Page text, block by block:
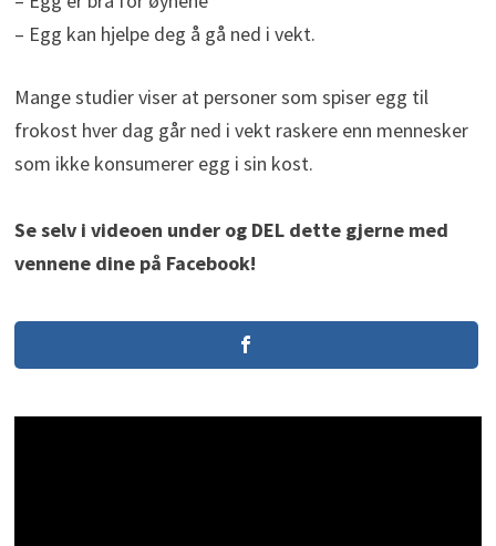
– Egg kan hjelpe deg å gå ned i vekt.
Mange studier viser at personer som spiser egg til
frokost hver dag går ned i vekt raskere enn mennesker
som ikke konsumerer egg i sin kost.
Se selv i videoen under og DEL dette gjerne med
vennene dine på Facebook!